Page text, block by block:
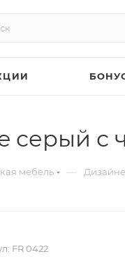
серый
мебель —
FR 0422